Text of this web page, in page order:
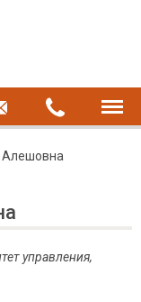
Алешовна
управления,